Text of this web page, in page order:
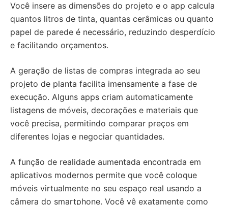
Você insere as dimensões do projeto e o app calcula
quantos litros de tinta, quantas cerâmicas ou quanto
papel de parede é necessário, reduzindo desperdício
e facilitando orçamentos.
A geração de listas de compras integrada ao seu
projeto de planta facilita imensamente a fase de
execução. Alguns apps criam automaticamente
listagens de móveis, decorações e materiais que
você precisa, permitindo comparar preços em
diferentes lojas e negociar quantidades.
A função de realidade aumentada encontrada em
aplicativos modernos permite que você coloque
móveis virtualmente no seu espaço real usando a
câmera do smartphone. Você vê exatamente como